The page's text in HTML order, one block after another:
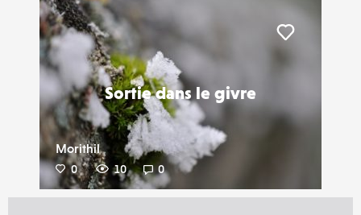
Sortie dans le givre
Morithil
0 10 0